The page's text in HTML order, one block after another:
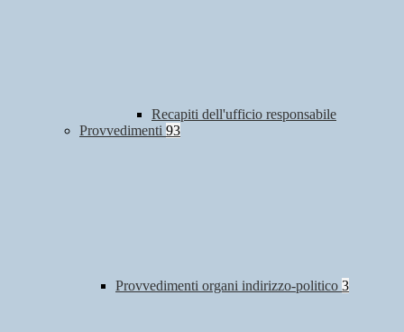
Recapiti dell'ufficio responsabile
Provvedimenti 93
Provvedimenti organi indirizzo-politico 3